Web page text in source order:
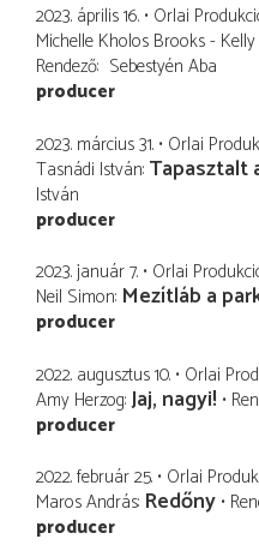
2023. április 16. Orlai
Michelle Kholos Brooks -
Rendező Sebestyén Aba
producer
2023. március 31. Orlai
Tasnádi István Tapasztalt
István
producer
2023. január 7. Orlai
Neil Simon Mezítláb a
producer
2022. augusztus 10. Orlai
Amy Herzog Jaj, nagyi!
producer
2022. február 25. Orlai
Maros András Redőny
producer